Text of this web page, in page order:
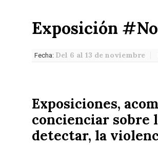
Exposición
Fecha: Del 6 al 13 de noviembre
Exposiciones,
concienciar sobre
detectar, la